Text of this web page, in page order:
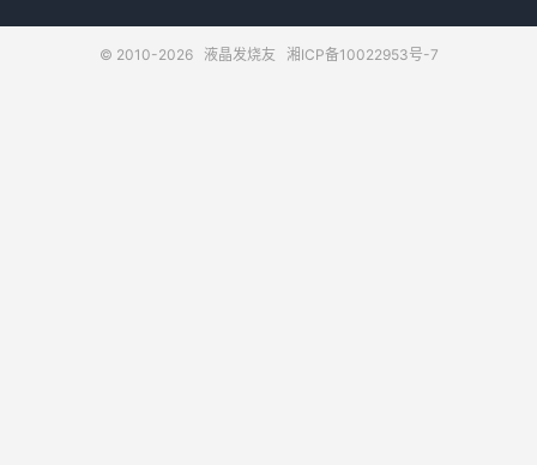
© 2010-2026 液晶发烧友 湘ICP备10022953号-7